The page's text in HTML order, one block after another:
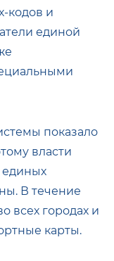
кодов и
единой
показало
власти
В течение
всех городах и
карты.